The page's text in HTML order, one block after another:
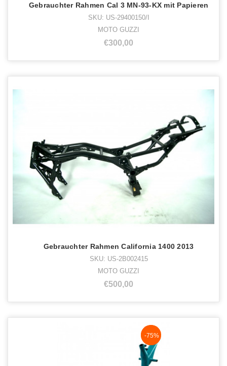
Gebrauchter Rahmen Cal 3 MN-93-KX mit Papieren
SKU: US-29400150/I
MOTO GUZZI
€300,00
Gebrauchter Rahmen California 1400 2013
SKU: US-2B002415
MOTO GUZZI
€500,00
NaN%
-75%